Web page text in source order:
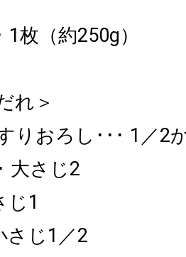
1枚（約250g）
れ＞
りおろし
1／2
大さじ2
じ1
さじ1／2